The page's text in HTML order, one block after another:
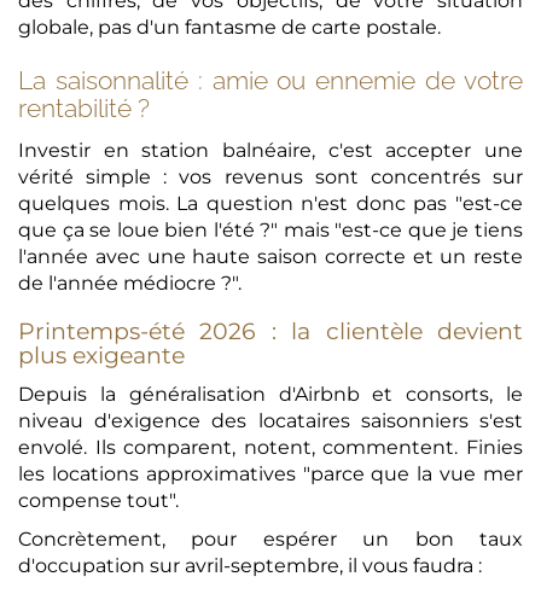
globale, pas d'un fantasme de carte postale.
La saisonnalité : amie ou ennemie de votre
rentabilité ?
Investir en station balnéaire, c'est accepter une
vérité simple : vos revenus sont concentrés sur
quelques mois. La question n'est donc pas "est-ce
que ça se loue bien l'été ?" mais "est-ce que je tiens
l'année avec une haute saison correcte et un reste
de l'année médiocre ?".
Printemps-été 2026 : la clientèle devient
plus exigeante
Depuis la généralisation d'Airbnb et consorts, le
niveau d'exigence des locataires saisonniers s'est
envolé. Ils comparent, notent, commentent. Finies
les locations approximatives "parce que la vue mer
compense tout".
Concrètement, pour espérer un bon taux
d'occupation sur avril-septembre, il vous faudra :